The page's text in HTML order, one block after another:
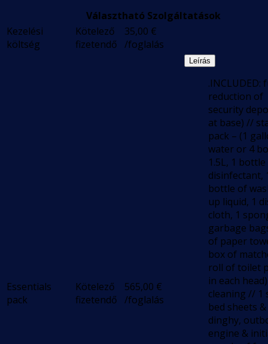
Választható Szolgáltatások
Kezelési
költség
Kötelező
fizetendő
35,00 €
/foglalás
Essentials
pack
Kötelező
fizetendő
565,00 €
/foglalás
Leírás
.INCLUDED:
reduction of
security
at base) //
pack – (1
water or 4
1.5L, 1
disinfectant,
bottle of
up liquid, 1
cloth, 1
garbage
of paper
box of
roll of toilet
in each
cleaning // 1
bed sheets
dinghy,
engine &